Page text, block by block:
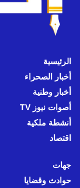
الرئيسية
أخبار الصحراء
أخبار وطنية
أصوات نيوز TV
أنشطة ملكية
اقتصاد
جهات
حوادث وقضايا